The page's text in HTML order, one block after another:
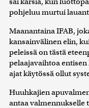
pohjeluu murtui
Maanantaina IFAB,
kansainvälinen elin,
peleissä on tästä
pelaajavaihtoa
ajat käytössä ollut
Huuhkajien
antaa valmennukselle